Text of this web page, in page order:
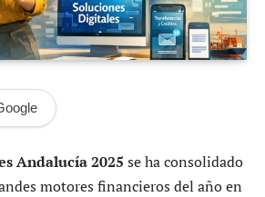
Andalucía 2025 se ha consolidado
motores financieros del año en